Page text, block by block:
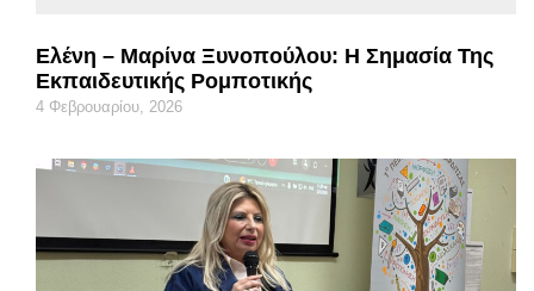
Ελένη – Μαρίνα Ξυνοπούλου: Η Σημασία Της
Εκπαιδευτικής Ρομποτικής
4 Φεβρουαρίου, 2026